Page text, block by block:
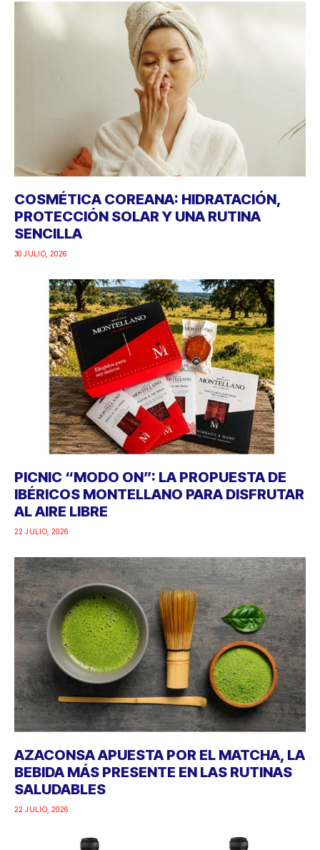
COSMÉTICA COREANA: HIDRATACIÓN,
PROTECCIÓN SOLAR Y UNA RUTINA
SENCILLA
30 JULIO, 2026
PICNIC “MODO ON”: LA PROPUESTA DE
IBÉRICOS MONTELLANO PARA DISFRUTAR
AL AIRE LIBRE
22 JULIO, 2026
AZACONSA APUESTA POR EL MATCHA, LA
BEBIDA MÁS PRESENTE EN LAS RUTINAS
SALUDABLES
22 JULIO, 2026